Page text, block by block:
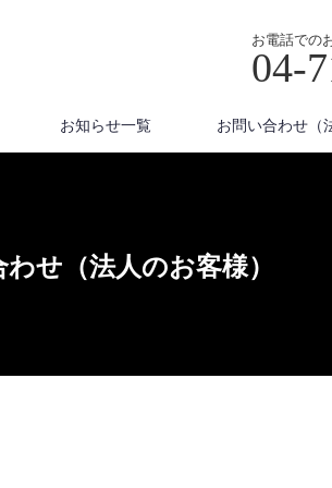
お電話での
04-
お知らせ一覧 お問い合わせ（
せ（法人のお客様）